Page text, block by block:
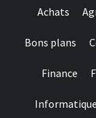
Achats
Bons plans
Finance
Informatique